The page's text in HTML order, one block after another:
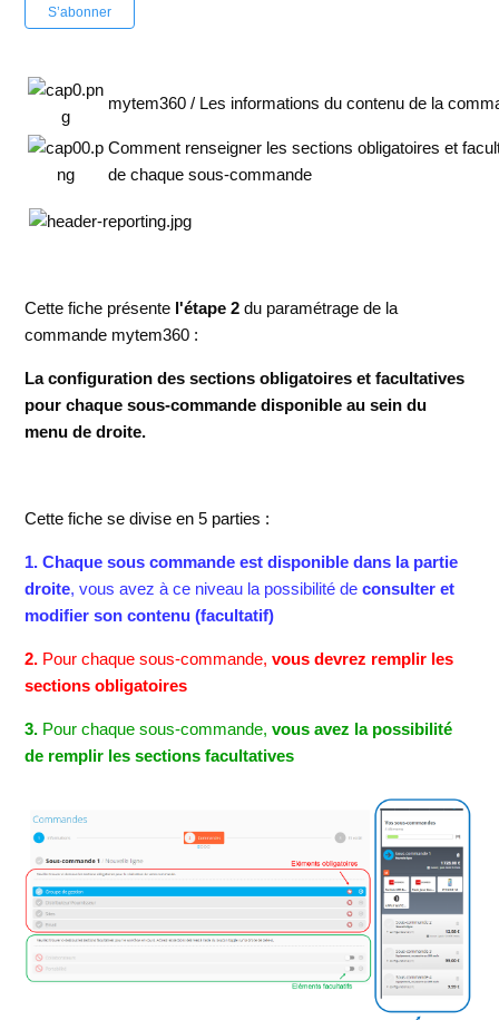
S’abonner
mytem360 / Les informations du contenu de la
Comment renseigner les sections obligatoires et
de chaque sous-commande
Cette fiche présente l'étape 2du paramétrage de la
commande mytem360 :
La configuration des sections obligatoires et facultatives
pour chaque sous-commande disponible au sein du
menu de droite.
Cette fiche se divise en 5 parties :
1. Chaque sous commande est disponible dans la partie
droite, vous avez à ce niveau la possibilité de consulter et
modifier son contenu (facultatif)
2. Pour chaque sous-commande,vous devrez remplir les
sections obligatoires
3. Pour chaque sous-commande,vous avez la possibilité
de remplir les sections facultatives